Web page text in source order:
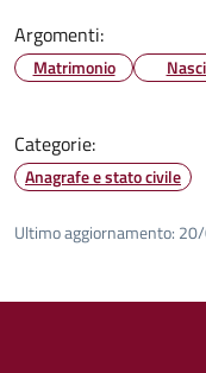
Argomenti:
Matrimonio
Categorie:
Anagrafe e stato civile
Ultimo aggiornamento: